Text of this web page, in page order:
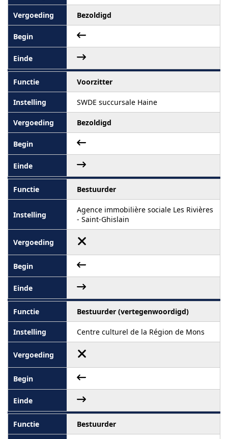
Bezoldigd
Voorzitter
SWDE succursale Haine
Bezoldigd
Bestuurder
Agence immobilière sociale Les Rivières
- Saint-Ghislain
Bestuurder (vertegenwoordigd)
Centre culturel de la Région de Mons
Bestuurder